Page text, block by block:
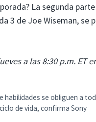
La segunda
3 de Joe Wiseman, se
a las 8:30 p.m. ET
habilidades se obliguen a
de vida, confirma Sony